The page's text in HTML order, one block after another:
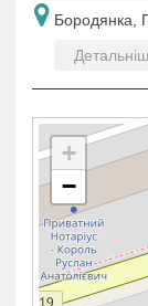
Бородянка,
+
−